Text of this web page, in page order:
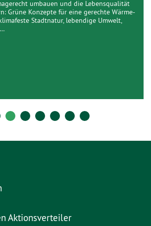
umbauen und die Lebensqualität
Grüne Konzepte für eine gerechte Wärme-
Stadtnatur, lebendige Umwelt,
Aktionsverteiler